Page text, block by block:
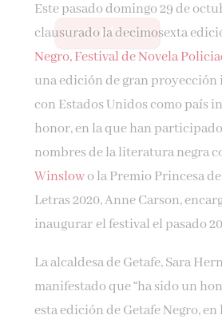
Este pasado domingo 29 de
clausurado la decimosexta
Negro, Festival de Novela
una edición de gran
con Estados Unidos como país
honor, en la que han
nombres de la literatura negra
Winslowo la Premio Princesa
Letras 2020, Anne Carson,
inaugurar el festival el pasado
La alcaldesa de Getafe, Sara
manifestado que “ha sido un
esta edición de Getafe Negro, en